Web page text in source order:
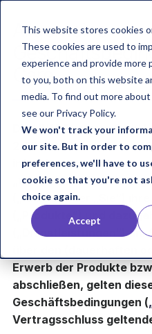
This website stores cookies
These cookies are used to
experience and provide more
to you, both on this website
media. To find out more
see our Privacy Policy.
We won't track your
our site. But in order to
preferences, we'll have to
cookie so that you're not
choice again.
Accept
Allgemeine
Care
Die HUM Systems
2, 16230 Chorin, Tel.:
info@hum-systems.com
„wir“) bietet
„Kunde“oder
„Produkte“
) und
„Dienstleistungen“ ) an.
über den (dauerhaften
Erwerb der Produkte
abschließen, gelten
Geschäftsbedingungen (
Vertragsschluss